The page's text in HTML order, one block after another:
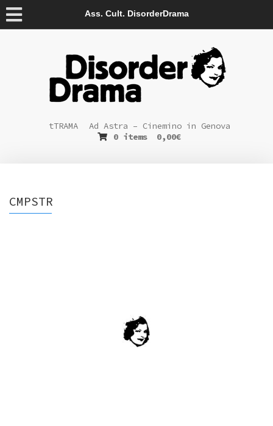
Ass. Cult. DisorderDrama
tTRAMA
Ad Astra – Cinemino in Genova
0 items
0,00€
CMPSTR